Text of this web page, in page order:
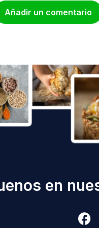
Añadir un comentario
en